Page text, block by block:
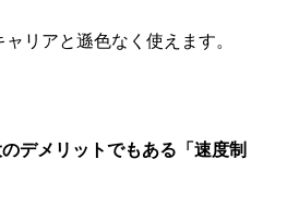
リアと遜色なく使えます。
デメリットでもある「速度制